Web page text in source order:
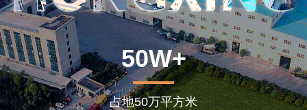
50W+
占地50万平方米